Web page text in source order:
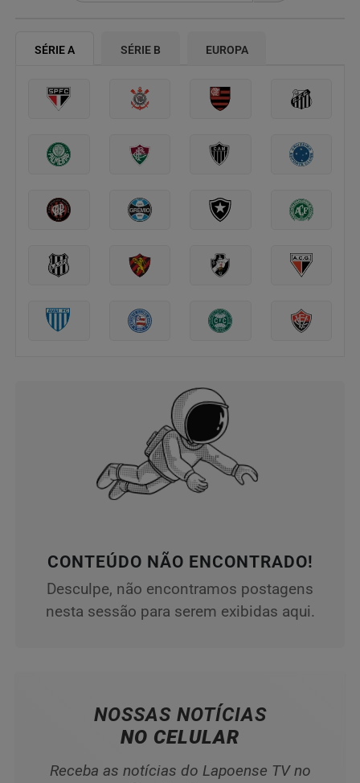
SÉRIE A SÉRIE B EUROPA
CONTEÚDO NÃO ENCONTRADO!
Desculpe, não encontramos postagens
nesta sessão para serem exibidas aqui.
NOSSAS NOTÍCIAS
NO CELULAR
Receba as notícias do Lapoense TV no